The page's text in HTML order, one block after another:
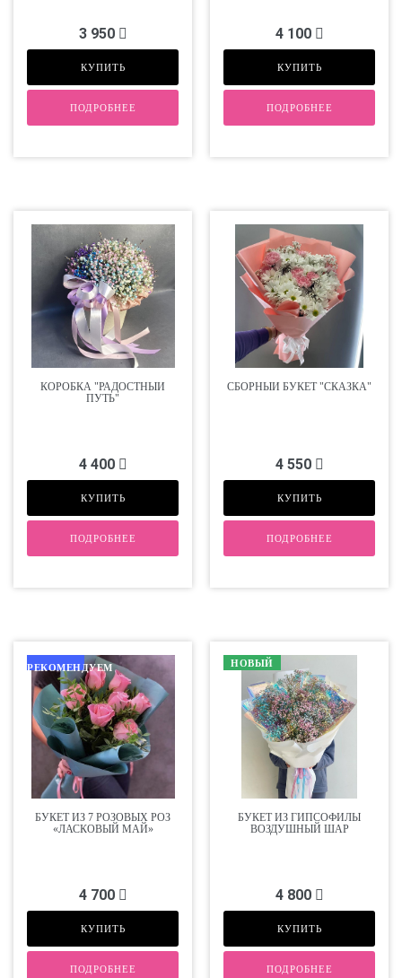
3 950
КУПИТЬ
ПОДРОБНЕЕ
4 100
КУПИТЬ
ПОДРОБНЕЕ
КОРОБКА "РАДОСТНЫЙ
ПУТЬ"
4 400
КУПИТЬ
ПОДРОБНЕЕ
СБОРНЫЙ БУКЕТ "СКАЗКА"
4 550
КУПИТЬ
ПОДРОБНЕЕ
РЕКОМЕНДУЕМ
БУКЕТ ИЗ 7 РОЗОВЫХ РОЗ
«ЛАСКОВЫЙ МАЙ»
4 700
КУПИТЬ
ПОДРОБНЕЕ
НОВЫЙ
БУКЕТ ИЗ ГИПСОФИЛЫ
ВОЗДУШНЫЙ ШАР
4 800
КУПИТЬ
ПОДРОБНЕЕ